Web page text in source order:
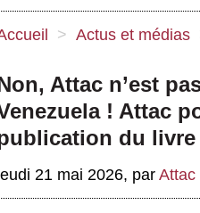
> Actus et médias
Attac n’est
! Attac
du livre
21 mai 2026, par Attac